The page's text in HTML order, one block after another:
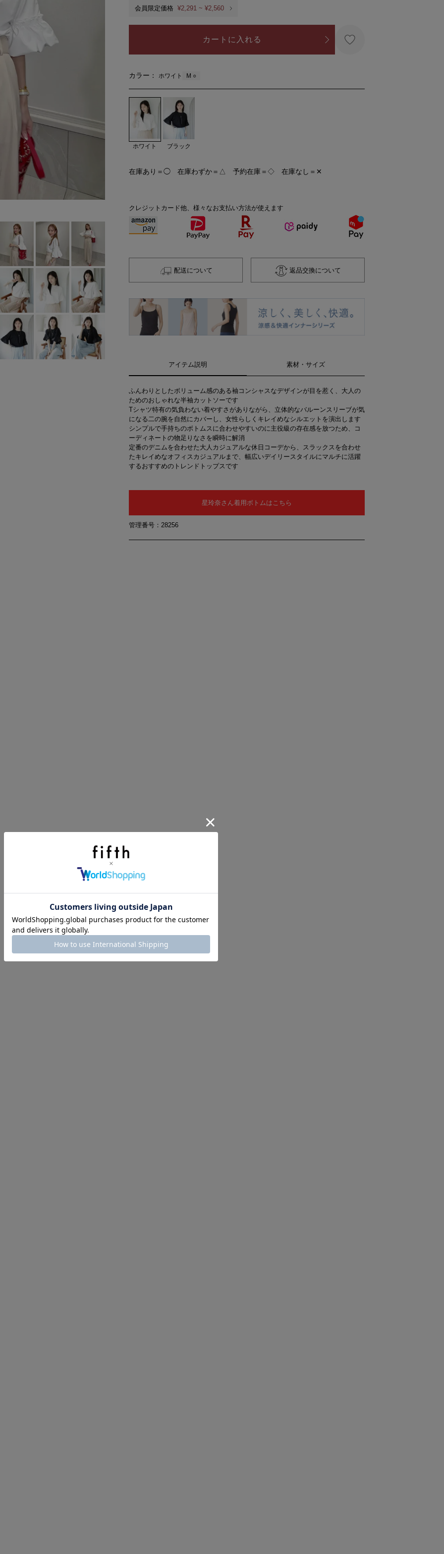
会員限定価格 ¥2,291 ~ ¥2,560
カートに入れる
カラー： ホワイト M ○
ホワイト ブラック
在庫あり＝◯ 在庫わずか＝△ 予約在庫＝◇ 在庫なし＝✕
クレジットカード他、様々なお支払い方法が使えます
配送について 返品交換について
アイテム説明 素材・サイズ
ふんわりとしたボリューム感のある袖コンシャスなデザインが目を惹く、大人の
ためのおしゃれな半袖カットソーです
Tシャツ特有の気負わない着やすさがありながら、立体的なバルーンスリーブが気
になる二の腕を自然にカバーし、女性らしくキレイめなシルエットを演出します
シンプルで手持ちのボトムスに合わせやすいのに主役級の存在感を放つため、コ
ーディネートの物足りなさを瞬時に解消
定番のデニムを合わせた大人カジュアルな休日コーデから、スラックスを合わせ
たキレイめなオフィスカジュアルまで、幅広いデイリースタイルにマルチに活躍
するおすすめのトレンドトップスです
星玲奈さん着用ボトムはこちら
管理番号：28256